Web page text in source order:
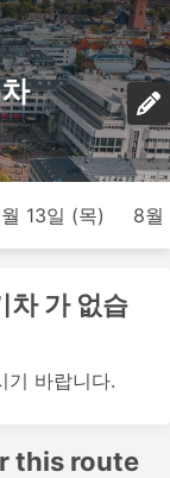
13일 (목) 8월
차 가 없습
기 바랍니다.
this route